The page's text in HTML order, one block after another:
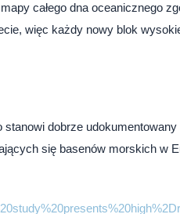
całego dna oceanicznego
więc każdy nowy blok
dobrze
się basenów morskich w